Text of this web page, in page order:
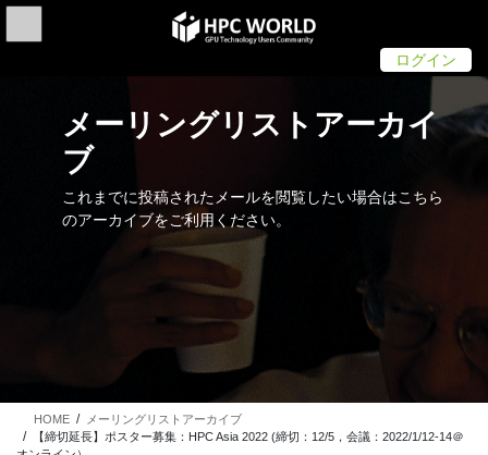
Skip
Skip
ログイン
メーリングリストアーカイ
ブ
これまでに投稿されたメールを閲覧したい場合はこちら
のアーカイブをご利用ください。
HOME
メーリングリストアーカイブ
【締切延長】ポスター募集：HPC Asia 2022 (締切：12/5，会議：2022/1/12-14＠